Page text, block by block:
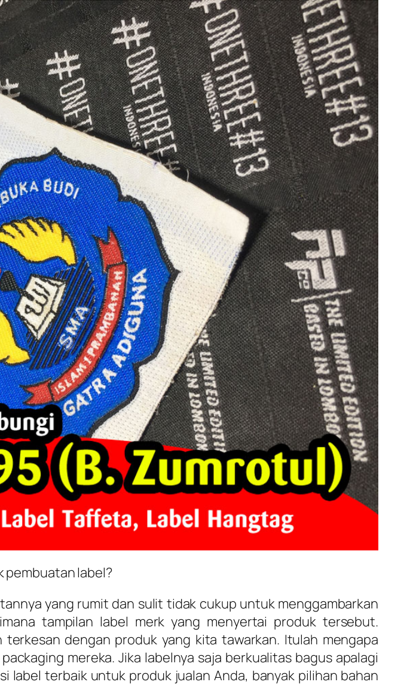
pembuatan label?
yang rumit dan sulit tidak cukup untuk menggambarkan
tampilan label merk yang menyertai produk tersebut.
dengan produk yang kita tawarkan. Itulah mengapa
mereka. Jika labelnya saja berkualitas bagus apalagi
label terbaik untuk produk jualan Anda, banyak pilihan bahan